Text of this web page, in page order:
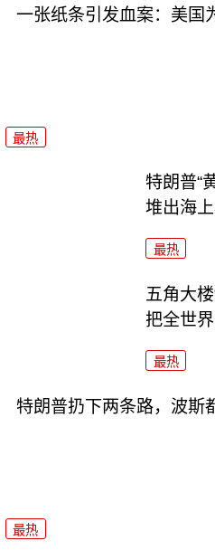
一张纸条引发血案：美国
最热
特朗普“
堆出海
最热
五角大
把全世
最热
特朗普扔下两条路，波斯
最热